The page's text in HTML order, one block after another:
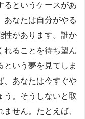
るというケースがあ
あなたは自分がやる
性があります。誰か
れることを待ち望ん
いう夢を見てしま
、あなたは今すぐや
う。そうしないと取
せん。たとえば、